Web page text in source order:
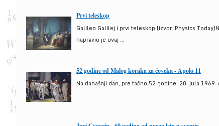
Prvi teleskop
Galileo Galilej i prvi teleskop (izvor: Physics
napravio je ovaj ...
52 godine od Malog koraka za čoveka - Apolo 11
Na današnji dan, pre tačno 52 godine, 20. jula